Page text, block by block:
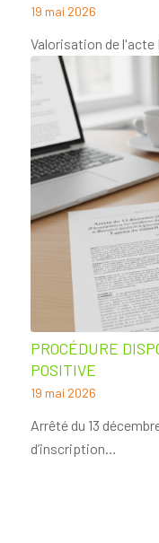
19 mai 2026
Valorisation de l'acte
PROCÉDURE
POSITIVE
19 mai 2026
Arrêté du 13
d’inscription…